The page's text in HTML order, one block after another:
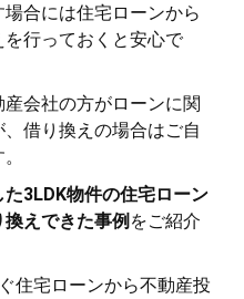
合には住宅ローンから
行っておくと安心で
会社の方がローンに関
借り換えの場合はご自
3LDK物件の住宅ローン
えできた事例 をご紹介
住宅ローンから不動産投